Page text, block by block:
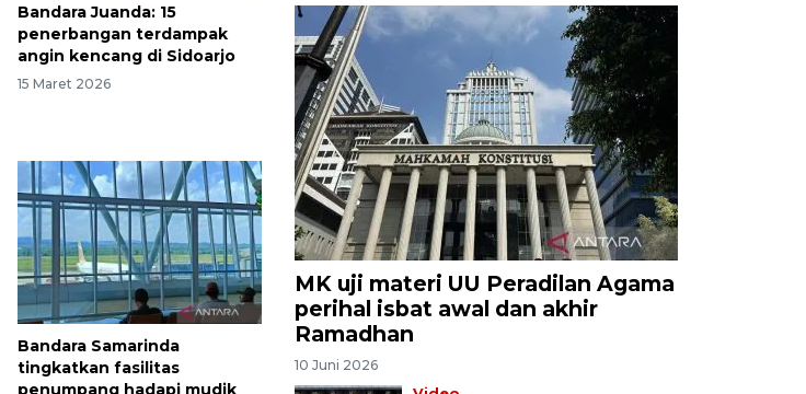
Bandara Juanda: 15
penerbangan terdampak
angin kencang di Sidoarjo
15 Maret 2026
Bandara Samarinda
tingkatkan fasilitas
penumpang hadapi mudik
MK uji materi UU Peradilan Agama
perihal isbat awal dan akhir
Ramadhan
10 Juni 2026